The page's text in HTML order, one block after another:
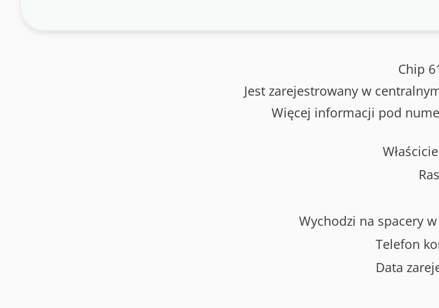
Chip
Jest zarejestrowany w
Więcej informacji pod
Wychodzi na spacery
Telefon
Data